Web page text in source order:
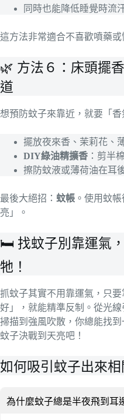
同時也能降低睡覺時流
這方法非常適合不喜歡噴藥或
🌿 方法６：床頭擺
道
想預防蚊子來靠近，就要「香
擺放夜來香、茉莉花、
DIY綠油精擴香 ：剪半
擦防蚊液或薄荷油在耳
最後大絕招： 蚊帳 。使用蚊
亮」。
🛏️ 找蚊子別靠運氣
牠！
抓蚊子其實不用靠運氣，只
好」，就能精準反制。從光
掃描到強風吹散，你總能找
蚊子決戰到天亮吧！
如何吸引蚊子出來
為什麼蚊子總是半夜飛到耳